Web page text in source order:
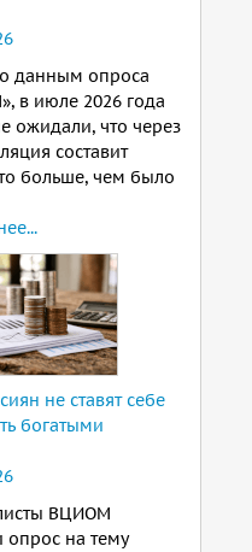
данным опроса
в июле 2026 года
ожидали, что через
составит
больше, чем было
не ставят себе
богатыми
ВЦИОМ
опрос на тему